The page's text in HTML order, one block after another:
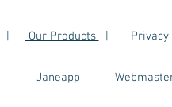
Our Products |
Janeapp